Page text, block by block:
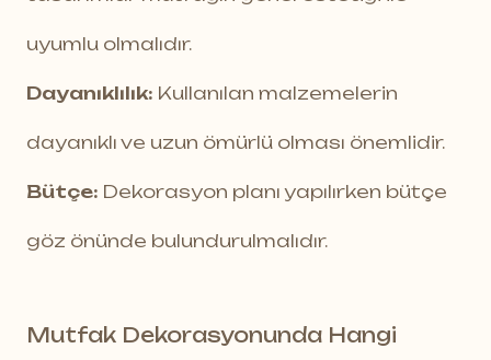
uyumlu olmalıdır.
Dayanıklılık: Kullanılan malzemelerin
dayanıklı ve uzun ömürlü olması önemlidir.
Bütçe: Dekorasyon planı yapılırken bütçe
göz önünde bulundurulmalıdır.
Mutfak Dekorasyonunda Hangi